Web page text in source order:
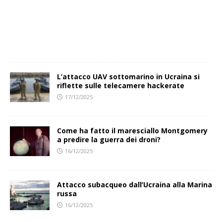
L’attacco UAV sottomarino in Ucraina si
riflette sulle telecamere hackerate
17/12/2025
Come ha fatto il maresciallo Montgomery
a predire la guerra dei droni?
16/12/2025
Attacco subacqueo dall’Ucraina alla Marina
russa
16/12/2025